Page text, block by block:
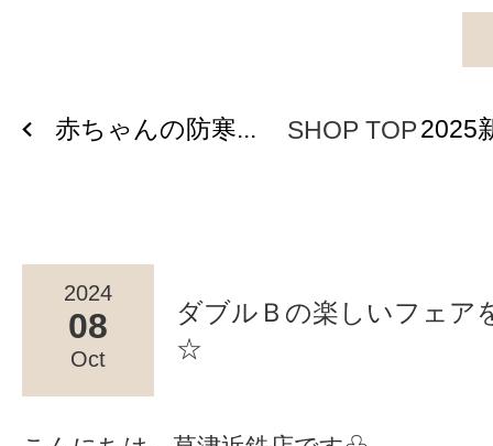
赤ちゃんの防寒... SHOP TOP2025
2024
08
Oct
ダブルＢの楽しいフェア
☆